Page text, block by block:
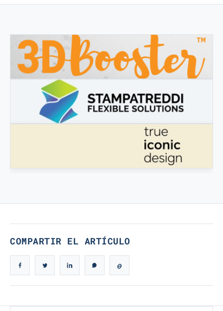
3DBOOSTER
3DBooster - Productos innovadores para impresión 3D
COMPARTIR EL ARTÍCULO